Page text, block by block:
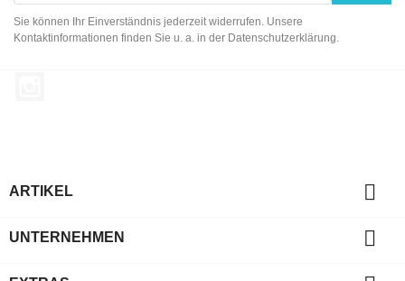
Sie können Ihr Einverständnis jederzeit widerrufen. Unsere
Kontaktinformationen finden Sie u. a. in der Datenschutzerklärung.
ARTIKEL 
UNTERNEHMEN 